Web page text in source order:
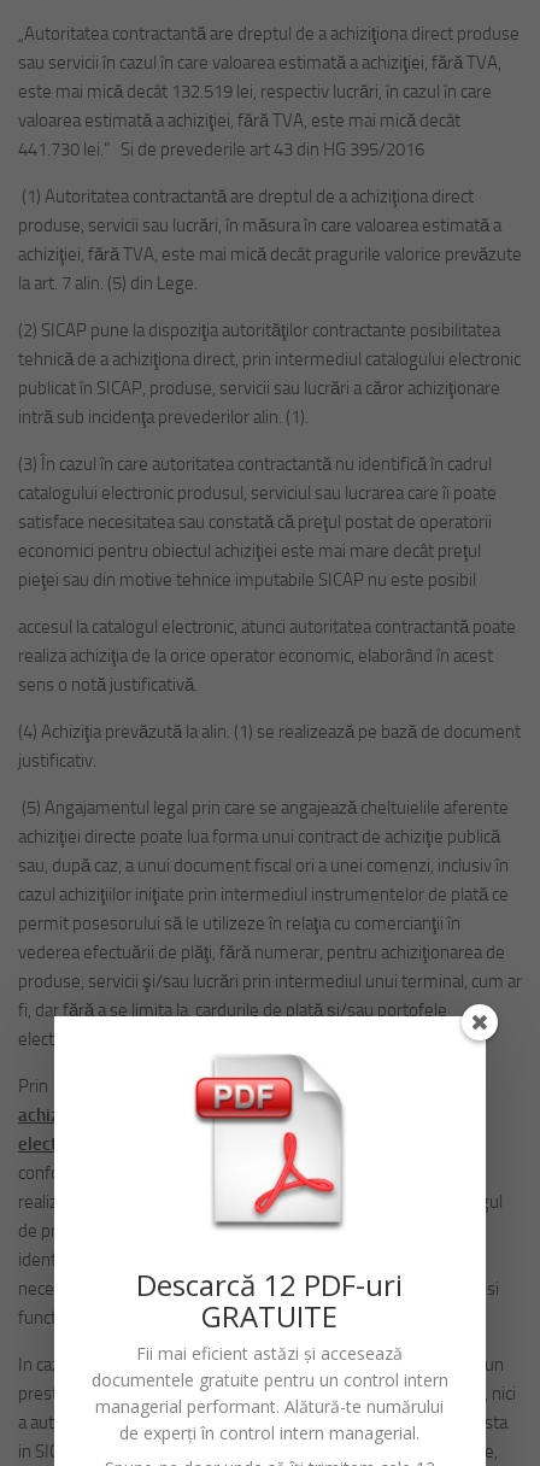
„Autoritatea contractantă are dreptul de a achiziţiona direct produse
sau servicii în cazul în care valoarea estimată a achiziţiei, fără TVA,
este mai mică decât 132.519 lei, respectiv lucrări, în cazul în care
valoarea estimată a achiziţiei, fără TVA, este mai mică decât
441.730 lei.” Si de prevederile art 43 din HG 395/2016
(1) Autoritatea contractantă are dreptul de a achiziţiona direct
produse, servicii sau lucrări, în măsura în care valoarea estimată a
achiziţiei, fără TVA, este mai mică decât pragurile valorice prevăzute
la art. 7 alin. (5) din Lege.
(2) SICAP pune la dispoziţia autorităţilor contractante posibilitatea
tehnică de a achiziţiona direct, prin intermediul catalogului electronic
publicat în SICAP, produse, servicii sau lucrări a căror achiziţionare
intră sub incidenţa prevederilor alin. (1).
(3) În cazul în care autoritatea contractantă nu identifică în cadrul
catalogului electronic produsul, serviciul sau lucrarea care îi poate
satisface necesitatea sau constată că preţul postat de operatorii
economici pentru obiectul achiziţiei este mai mare decât preţul
pieţei sau din motive tehnice imputabile SICAP nu este posibil
accesul la catalogul electronic, atunci autoritatea contractantă poate
realiza achiziţia de la orice operator economic, elaborând în acest
sens o notă justificativă.
(4) Achiziţia prevăzută la alin. (1) se realizează pe bază de document
justificativ.
(5) Angajamentul legal prin care se angajează cheltuielile aferente
achiziţiei directe poate lua forma unui contract de achiziţie publică
sau, după caz, a unui document fiscal ori a unei comenzi, inclusiv în
cazul achiziţiilor iniţiate prin intermediul instrumentelor de plată ce
permit posesorului să le utilizeze în relaţia cu comercianţii în
vederea efectuării de plăţi, fără numerar, pentru achiziţionarea de
produse, servicii şi/sau lucrări prin intermediul unui terminal, cum ar
fi, dar fără a se limita la, cardurile de plată şi/sau portofele
electronice
Prin urmare autoritatea contractantă are obligaţia de a
achiziţiona servicii/bunuri/lucrări EXCLUSIV din catalogul
electronic disponibil pe SICAP
Ca modalitate de desfasurare,
conform prevederilor legale mai sus mentionate, regula este
realizare achizitiei directe on line uzand in acest sens de Catalogul
de produse, lucrari sau servicii disponibile in SICAP unde se
identifica produsul, serviciul sau lucrarea care corespunde
necesitatilor autoritatii contractante din punct de vedere tehnic si
functional si se incadreaza si in alocarea bugetara aferenta.
In cazul achizitiei de produse lucrari sau de servicii care presupun
prestatii mai ample sau mai complexe, neexistand posibilitatea, nici
a autoritatii contractante si nici a operatorului economic de o posta
in SICAP liste de cantitati, devize de lucrari, documentatii tehnice,
Descarcă 12 PDF-uri
GRATUITE
Fii mai eficient astăzi și accesează
documentele gratuite pentru un control intern
managerial performant. Alătură-te numărului
de experți în control intern managerial.